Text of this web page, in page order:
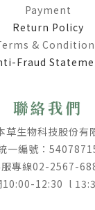
Payment
Return Policy
&
Fraud
聯絡我們
草生物科技股份有
一編號：
專線02-2567-
10:00-12:30 l